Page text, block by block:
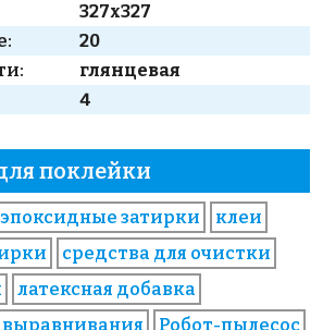
327x327
20
глянцевая
4
поклейки
эпоксидные затирки
клеи
средства для очистки
латексная добавка
Робот-пылесос